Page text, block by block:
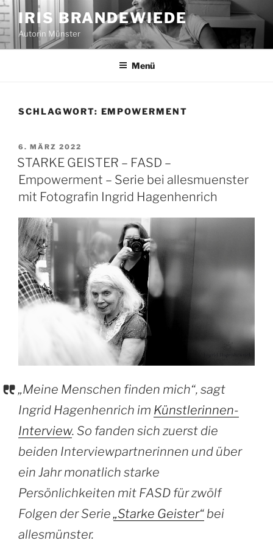
Zum
Inhalt
springen
IRIS BRANDEWIEDE
Autorin Münster
Menü
SCHLAGWORT: EMPOWERMENT
VERÖFFENTLICHT
AM
6. MÄRZ 2022
STARKE GEISTER – FASD –
Empowerment – Serie bei allesmuenster
mit Fotografin Ingrid Hagenhenrich
„Meine Menschen finden mich“, sagt
Ingrid Hagenhenrich im Künstlerinnen-
Interview. So fanden sich zuerst die
beiden Interviewpartnerinnen und über
ein Jahr monatlich starke
Persönlichkeiten mit FASD für zwölf
Folgen der Serie„Starke Geister“ bei
allesmünster.